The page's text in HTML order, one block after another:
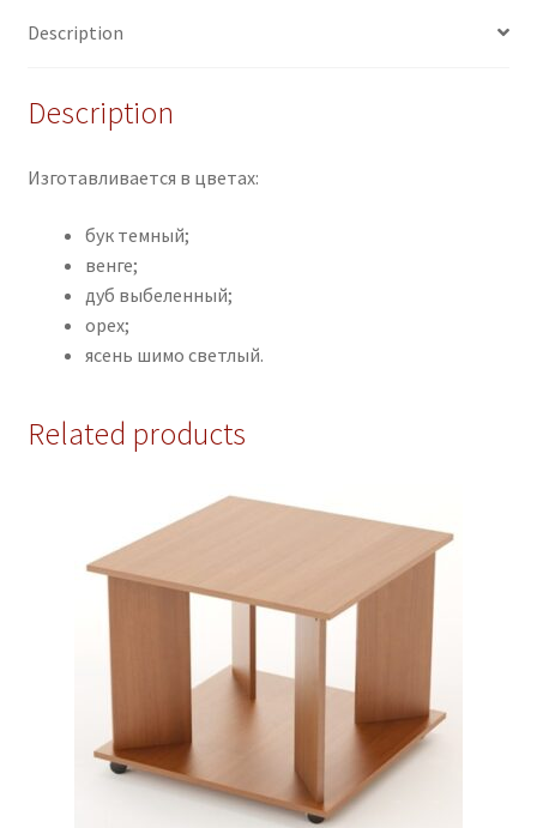
Description
Description
Изготавливается в цветах:
бук темный;
венге;
дуб выбеленный;
орех;
ясень шимо светлый.
Related products